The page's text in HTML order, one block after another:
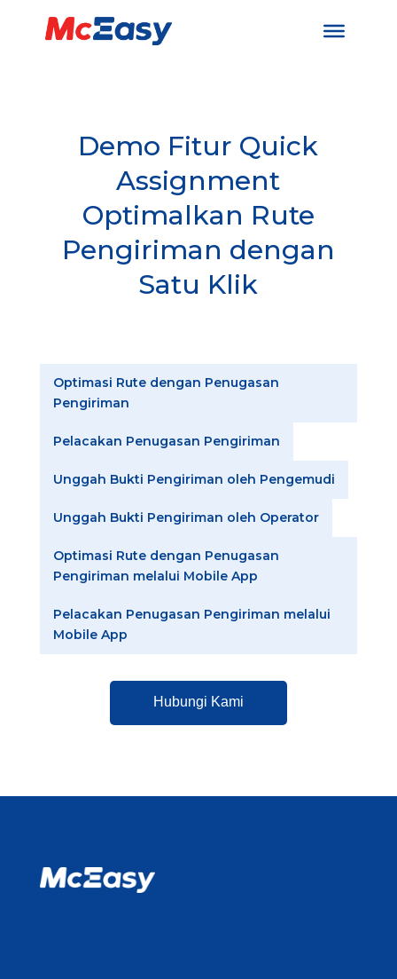
Demo Fitur Quick
Assignment​
Optimalkan Rute
Pengiriman dengan
Satu Klik​
Optimasi Rute dengan Penugasan
Pengiriman
Pelacakan Penugasan Pengiriman
Unggah Bukti Pengiriman oleh Pengemudi
Unggah Bukti Pengiriman oleh Operator
Optimasi Rute dengan Penugasan
Pengiriman melalui Mobile App
Pelacakan Penugasan Pengiriman melalui
Mobile App
Hubungi Kami